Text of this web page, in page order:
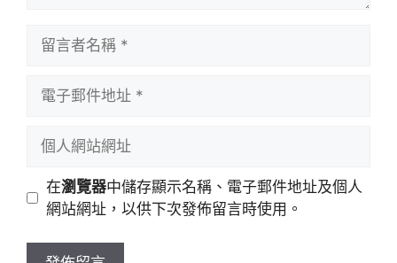
址
站
址
在瀏覽器中儲存顯示名稱、電子郵件地址及個人
網站網址，以供下次發佈留言時使用。